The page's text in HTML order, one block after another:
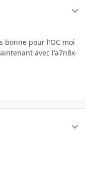
bonne pour l'OC moi
avec l'a7n8x-